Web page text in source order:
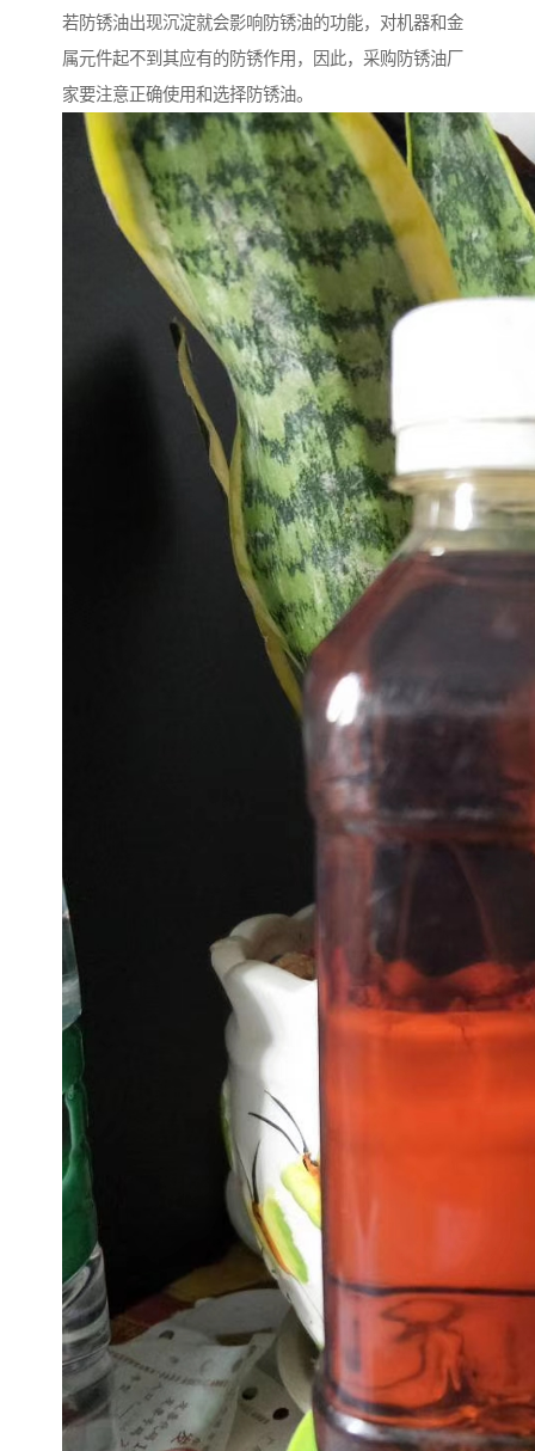
若防锈油出现沉淀就会影响防锈油的功能，对机器和金
属元件起不到其应有的防锈作用，因此，采购防锈油厂
家要注意正确使用和选择防锈油。